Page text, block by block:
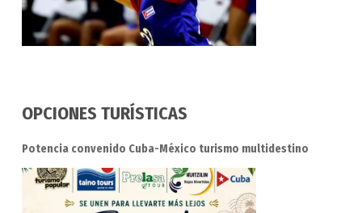
OPCIONES TURÍSTICAS
Potencia convenido Cuba-México turismo multidestino